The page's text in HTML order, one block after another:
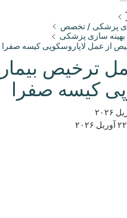
پزشکی / تخصص
بهینه سازی پزشکی
از عمل لاپاروسکوپی کیسه صفرا
ترخیص بیمار
کیسه صفرا
۲۲ آوریل ۲۰۲۶